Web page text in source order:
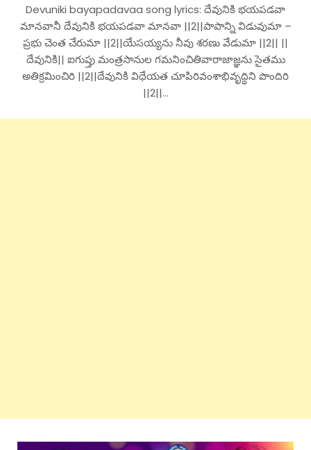
Devuniki bayapadavaa song lyrics: దేవునికి భయపడవా
మానవానీ దేవునికి భయపడవా మానవా ||2||పాపాన్ని విడువుమా –
ప్రభు చెంత చేరుమా ||2||యేసయ్యను నీవు శరణు వేడుమా ||2|| ||
దేవునికి|| ఐగుప్తు మంత్రసానుల గమనించితివారాజాజ్ఞను సైతము
అతిక్రమించిరి ||2||దేవునికి విధేయత చూపిరివంశాభివృద్ధిని పొందిరి
||2||…